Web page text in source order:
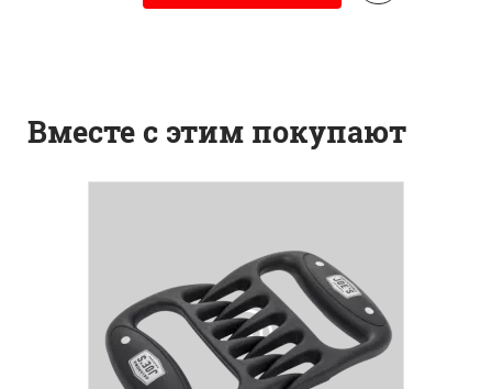
Вместе с этим покупают